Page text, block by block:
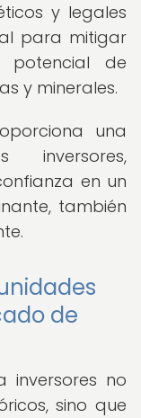
y legales
para mitigar
potencial de
y minerales.
una
en un
también
de
inversores no
sino que